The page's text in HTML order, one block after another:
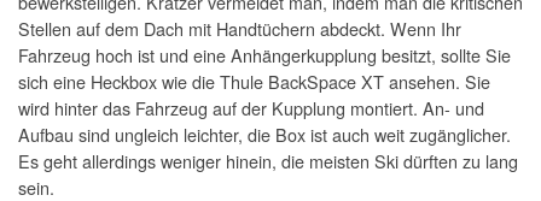
Stellen auf dem Dach mit Handtüchern abdeckt. Wenn Ihr
Fahrzeug hoch ist und eine Anhängerkupplung besitzt, sollte Sie
sich eine Heckbox wie die Thule BackSpace XT ansehen. Sie
wird hinter das Fahrzeug auf der Kupplung montiert. An- und
Aufbau sind ungleich leichter, die Box ist auch weit zugänglicher.
Es geht allerdings weniger hinein, die meisten Ski dürften zu lang
sein.